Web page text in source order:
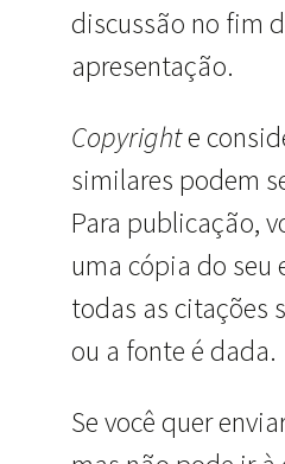
discussão no fim
apresentação.
Copyrighte
similares podem
Para publicação,
uma cópia do seu
todas as citações
ou a fonte é dada.
Se você quer